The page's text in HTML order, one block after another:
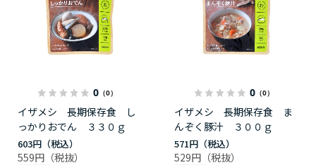
0 （0）
イザメシ 長期保存食 し
っかりおでん ３３０ｇ
603円
559円
0（0）
イザメシ 長期保存食 ま
んぞく豚汁 ３００ｇ
571円
529円